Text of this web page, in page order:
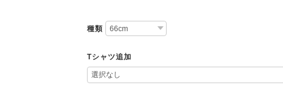
種類
Tシャツ追加